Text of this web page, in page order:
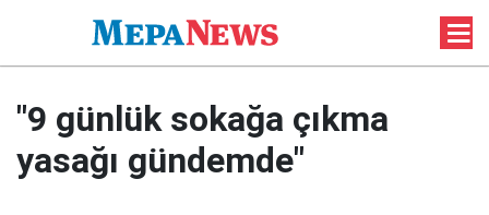
"9 günlük sokağa çıkma
yasağı gündemde"